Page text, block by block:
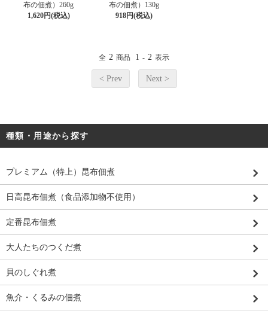
布の佃煮）260g
1,620円(税込)
布の佃煮）130g
918円(税込)
全 2 商品 1 - 2 表示
< Prev Next >
種類・用途から探す
プレミアム（特上）昆布佃煮
日高昆布佃煮（食品添加物不使用）
定番昆布佃煮
大人たちのつくだ煮
貝のしぐれ煮
魚介・くるみの佃煮